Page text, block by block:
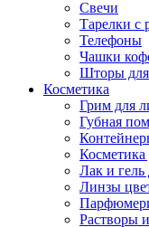
Свечи
Тарелки с
Телефоны
Чашки
Шторы
Косметика
Грим для
Губная
Косметика
Лак и гель
Линзы
Растворы